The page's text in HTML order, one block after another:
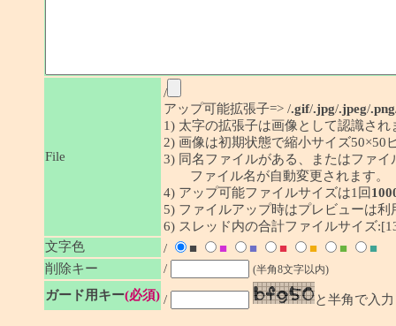
File
/
アップ可能拡張子=> /.gif/.jpg/.jpeg/.png
1) 太字の拡張子は画像として認識され
2) 画像は初期状態で縮小サイズ50×50
3) 同名ファイルがある、またはファ
ファイル名が自動変更されます。
4) アップ可能ファイルサイズは1回
5) ファイルアップ時はプレビューは利
6) スレッド内の合計ファイルサイズ
文字色
/ ■ ■ ■ ■ ■ ■
■
削除キー
/ (半角8文字以内)
ガード用キー(必須) / と半角で入力